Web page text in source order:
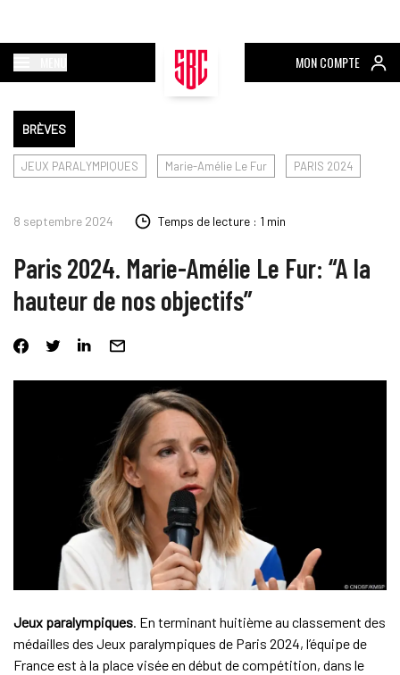
MON COMPTE
BRÈVES
JEUX PARALYMPIQUES Marie-Amélie Le Fur PARIS 2024
8 septembre 2024 Temps de lecture : 1 min
Paris 2024. Marie-Amélie Le Fur: “A la
hauteur de nos objectifs”
Jeux paralympiques. En terminant huitième au classement des
médailles des Jeux paralympiques de Paris 2024, l’équipe de
France est à la place visée en début de compétition, dans le